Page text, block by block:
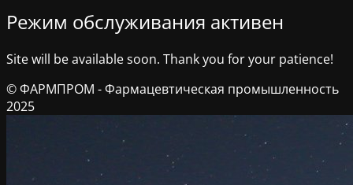
Режим обслуживания активен
Site will be available soon. Thank you for your patience!
© ФАРМПРОМ - Фармацевтическая промышленность
2025